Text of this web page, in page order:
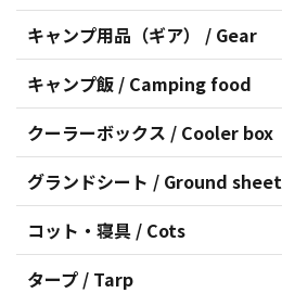
キャンプ用品（ギア） / Gear
キャンプ飯 / Camping food
クーラーボックス / Cooler box
グランドシート / Ground sheet
コット・寝具 / Cots
タープ / Tarp